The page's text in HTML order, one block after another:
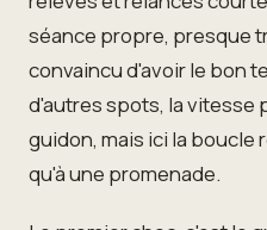
séance propre, presque
convaincu d'avoir le bon
d'autres spots, la vitesse
guidon, mais ici la boucle
qu'à une promenade.